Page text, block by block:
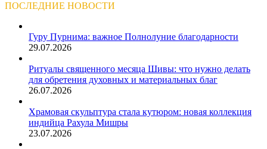
ПОСЛЕДНИЕ НОВОСТИ
Гуру Пурнима: важное Полнолуние благодарности
29.07.2026
Ритуалы священного месяца Шивы: что нужно делать
для обретения духовных и материальных благ
26.07.2026
Храмовая скульптура стала кутюром: новая коллекция
индийца Рахула Мишры
23.07.2026